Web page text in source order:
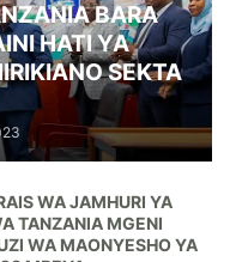
BARA
HATI YA
SEKTA
WA JAMHURI YA
TANZANIA MGENI
WA MAONYESHO YA